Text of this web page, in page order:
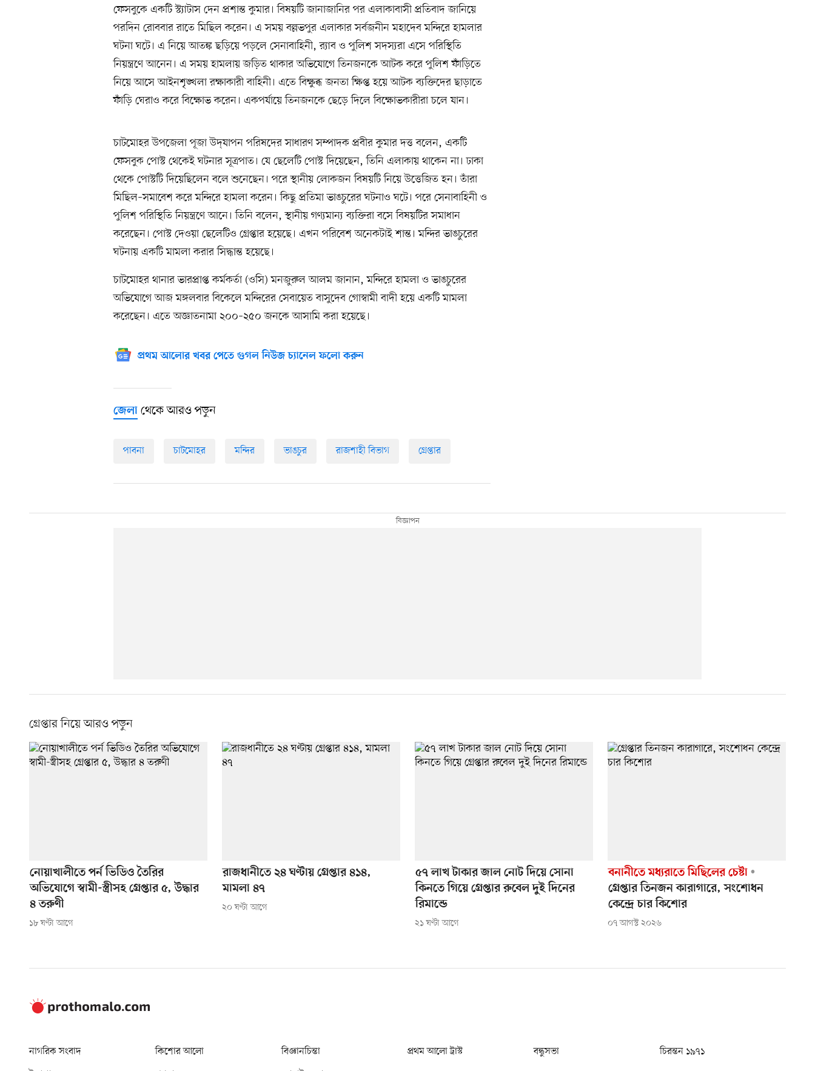
ফেসবুকে একটি স্ট্যাটাস দেন প্রশান্ত কুমার। বিষয়টি জানাজানির পর এলাকাবাসী প্রতিবাদ জানিয়ে
পরদিন রোববার রাতে মিছিল করেন। এ সময় বল্লভপুর এলাকার সর্বজনীন মহাদেব মন্দিরে হামলার
ঘটনা ঘটে। এ নিয়ে আতঙ্ক ছড়িয়ে পড়লে সেনাবাহিনী, র‌্যাব ও পুলিশ সদস্যরা এসে পরিস্থিতি
নিয়ন্ত্রণে আনেন। এ সময় হামলায় জড়িত থাকার অভিযোগে তিনজনকে আটক করে পুলিশ ফাঁড়িতে
নিয়ে আসে আইনশৃঙ্খলা রক্ষাকারী বাহিনী। এতে বিক্ষুব্ধ জনতা ক্ষিপ্ত হয়ে আটক ব্যক্তিদের ছাড়াতে
ফাঁড়ি ঘেরাও করে বিক্ষোভ করেন। একপর্যায়ে তিনজনকে ছেড়ে দিলে বিক্ষোভকারীরা চলে যান।
চাটমোহর উপজেলা পূজা উদ্‌যাপন পরিষদের সাধারণ সম্পাদক প্রবীর কুমার দত্ত বলেন, একটি
ফেসবুক পোস্ট থেকেই ঘটনার সূত্রপাত। যে ছেলেটি পোস্ট দিয়েছেন, তিনি এলাকায় থাকেন না। ঢাকা
থেকে পোস্টটি দিয়েছিলেন বলে শুনেছেন। পরে স্থানীয় লোকজন বিষয়টি নিয়ে উত্তেজিত হন। তাঁরা
মিছিল–সমাবেশ করে মন্দিরে হামলা করেন। কিছু প্রতিমা ভাঙচুরের ঘটনাও ঘটে। পরে সেনাবাহিনী ও
পুলিশ পরিস্থিতি নিয়ন্ত্রণে আনে। তিনি বলেন, স্থানীয় গণ্যমান্য ব্যক্তিরা বসে বিষয়টির সমাধান
করেছেন। পোস্ট দেওয়া ছেলেটিও গ্রেপ্তার হয়েছে। এখন পরিবেশ অনেকটাই শান্ত। মন্দির ভাঙচুরের
ঘটনায় একটি মামলা করার সিদ্ধান্ত হয়েছে।
চাটমোহর থানার ভারপ্রাপ্ত কর্মকর্তা (ওসি) মনজুরুল আলম জানান, মন্দিরে হামলা ও ভাঙচুরের
অভিযোগে আজ মঙ্গলবার বিকেলে মন্দিরের সেবায়েত বাসুদেব গোস্বামী বাদী হয়ে একটি মামলা
করেছেন। এতে অজ্ঞাতনামা ২০০–২৫০ জনকে আসামি করা হয়েছে।
প্রথম আলোর খবর পেতে গুগল নিউজ চ্যানেল ফলো করুন
জেলা থেকে আরও পড়ুন
পাবনা চাটমোহর মন্দির ভাঙচুর রাজশাহী বিভাগ গ্রেপ্তার
গ্রেপ্তার নিয়ে আরও পড়ুন
নোয়াখালীতে পর্ন ভিডিও তৈরির
অভিযোগে স্বামী-স্ত্রীসহ গ্রেপ্তার ৫, উদ্ধার
৪ তরুণী
১৮ ঘণ্টা আগে
রাজধানীতে ২৪ ঘণ্টায় গ্রেপ্তার ৪১৪,
মামলা ৪৭
২০ ঘণ্টা আগে
৫৭ লাখ টাকার জাল নোট দিয়ে সোনা
কিনতে গিয়ে গ্রেপ্তার রুবেল দুই দিনের
রিমান্ডে
২১ ঘণ্টা আগে
বনানীতে মধ্যরাতে মিছিলের চেষ্টা
গ্রেপ্তার তিনজন কারাগারে, সংশোধন
কেন্দ্রে চার কিশোর
০৭ আগস্ট ২০২৬
নাগরিক সংবাদ কিশোর আলো বিজ্ঞানচিন্তা প্রথম আলো ট্রাস্ট বন্ধুসভা
চিরন্তন ১৯৭১